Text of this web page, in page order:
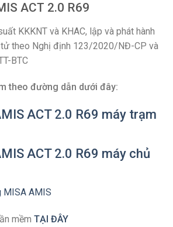
ACT 2.0 R69
KKKNT và KHAC, lập và phát hành
theo Nghị định 123/2020/NĐ-CP và
BTC
theo đường dẫn dưới đây:
ACT 2.0 R69 máy trạm
ACT 2.0 R69 máy chủ
MISA AMIS
mềm TẠI ĐÂY